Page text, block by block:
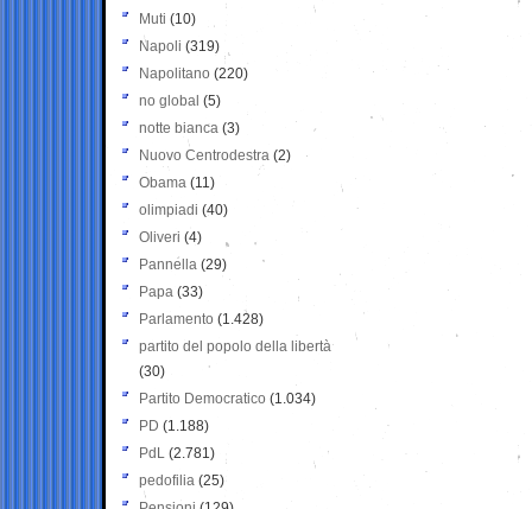
Muti (10)
Napoli (319)
Napolitano (220)
no global (5)
notte bianca (3)
Nuovo Centrodestra (2)
Obama (11)
olimpiadi (40)
Oliveri (4)
Pannella (29)
Papa (33)
Parlamento (1.428)
partito del popolo della libertà
(30)
Partito Democratico (1.034)
PD (1.188)
PdL (2.781)
pedofilia (25)